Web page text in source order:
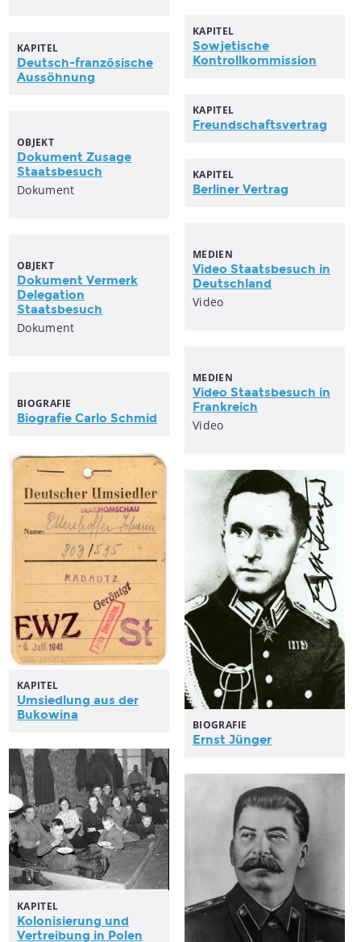
KAPITEL
Sowjetische
Kontrollkommission
KAPITEL
Deutsch-französische
Aussöhnung
KAPITEL
Freundschaftsvertrag
OBJEKT
Dokument Zusage
Staatsbesuch
Dokument
KAPITEL
Berliner Vertrag
MEDIEN
Video Staatsbesuch in
Deutschland
Video
OBJEKT
Dokument Vermerk
Delegation
Staatsbesuch
Dokument
MEDIEN
Video Staatsbesuch in
Frankreich
Video
BIOGRAFIE
Biografie Carlo Schmid
KAPITEL
Umsiedlung aus der
Bukowina
BIOGRAFIE
Ernst Jünger
KAPITEL
Kolonisierung und
Vertreibung in Polen